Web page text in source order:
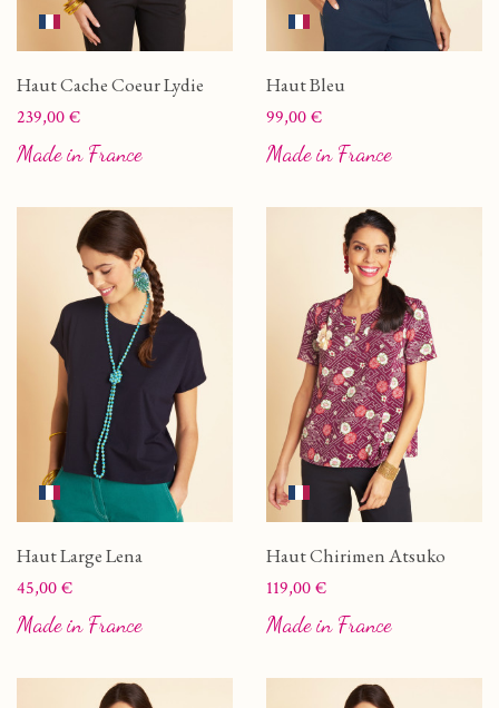
Haut Cache Coeur Lydie
Prix
239,00 €
Made in France
Haut Bleu
Prix
99,00 €
Made in France
Haut Large Lena
Prix
45,00 €
Made in France
Haut Chirimen Atsuko
Prix
119,00 €
Made in France